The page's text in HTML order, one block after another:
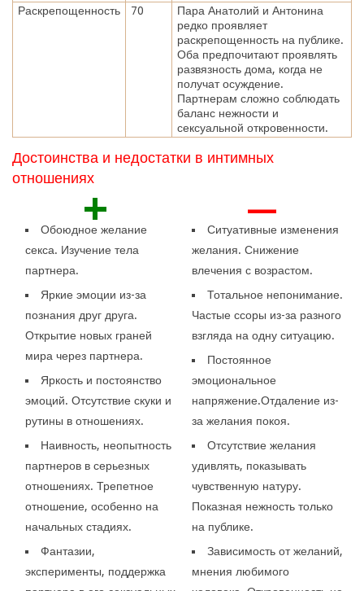
Раскрепощенность
70
Пара Анатолий и Антонина
редко проявляет
раскрепощенность на публике.
Оба предпочитают проявлять
развязность дома, когда не
получат осуждение.
Партнерам сложно соблюдать
баланс нежности и
сексуальной откровенности.
Достоинства и недостатки в интимных
отношениях
+
Обоюдное желание
секса. Изучение тела
партнера.
Яркие эмоции из-за
познания друг друга.
Открытие новых граней
мира через партнера.
Яркость и постоянство
эмоций. Отсутствие скуки и
рутины в отношениях.
Наивность, неопытность
партнеров в серьезных
отношениях. Трепетное
отношение, особенно на
начальных стадиях.
Фантазии,
эксперименты, поддержка
—
Ситуативные изменения
желания. Снижение
влечения с возрастом.
Тотальное непонимание.
Частые ссоры из-за разного
взгляда на одну ситуацию.
Постоянное
эмоциональное
напряжение.Отдаление из-
за желания покоя.
Отсутствие желания
удивлять, показывать
чувственную натуру.
Показная нежность только
на публике.
Зависимость от желаний,
мнения любимого